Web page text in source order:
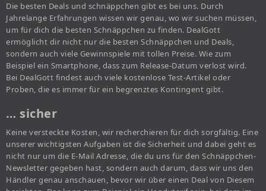
Die besten Deals und schnäppchen gibt es bei uns. Durch
Jahrelange Erfahrungen wissen wir genau, wo wir suchen müssen,
um für dich die besten Schnäppchen zu finden. DealGott
ermöglicht dir nicht nur die besten Schnäppchen und Deals,
sondern auch viele Gewinnspiele mit tollen Preise. Wie zum
Beispiel ein Smartphone, dass zum Release-Datum verlost wird.
Bei DealGott findest auch viele kostenlose Test-Artikel oder
Proben, die es immer für ein begrenztes Kontingent gibt.
… sicher
Keine versteckte Kosten, wir recherchieren für dich sorgfältig. Eine
unserer wichtigsten Aufgaben ist die Sicherheit und dabei geht es
nicht nur um die E-Mail Adresse, die du uns für den Schnäppchen-
Newsletter gegeben hast, sondern auch darum, dass wir uns den
Händler genau anschauen, bevor wir über einen Deal von Diesem